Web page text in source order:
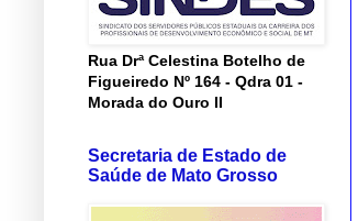
Rua Drª Celestina Botelho de
Figueiredo Nº 164 - Qdra 01 -
Morada do Ouro II
Secretaria de Estado de
Saúde de Mato Grosso